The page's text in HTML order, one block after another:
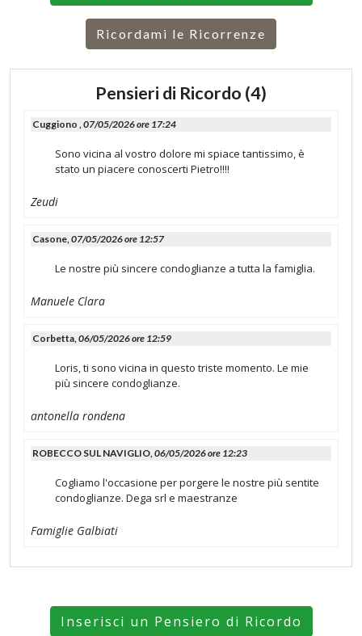
Ricordami le Ricorrenze
Pensieri di Ricordo (4)
Cuggiono ,07/05/2026 ore 17:24
Sono vicina al vostro dolore mi spiace tantissimo, è
stato un piacere conoscerti Pietro!!!!
Zeudi
Casone,07/05/2026 ore 12:57
Le nostre più sincere condoglianze a tutta la famiglia.
Manuele Clara
Corbetta,06/05/2026 ore 12:59
Loris, ti sono vicina in questo triste momento. Le mie
più sincere condoglianze.
antonella rondena
ROBECCO SUL NAVIGLIO,06/05/2026 ore 12:23
Cogliamo l'occasione per porgere le nostre più sentite
condoglianze. Dega srl e maestranze
Famiglie Galbiati
Inserisci un Pensiero di Ricordo